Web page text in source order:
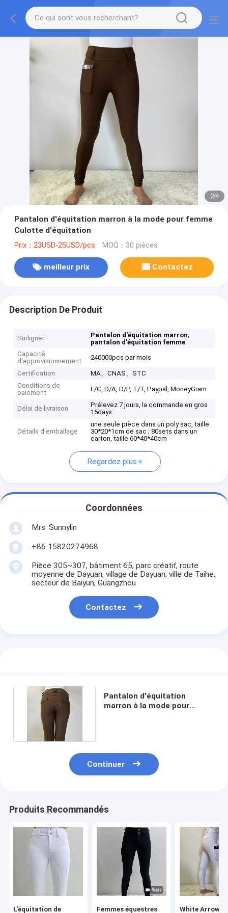
2/4
Pantalon d'équitation marron à la mode pour femme
Culotte d'équitation
Prix：23USD-25USD/pcs MOQ：30 pièces
meilleur prix Contactez
Description De Produit
Surligner Pantalon d'équitation marron,
pantalon d'équitation femme
Capacité
d'approvisionnement
240000pcs par mois
Certification
MA、CNAS、STC
Conditions de
paiement
L/C, D/A, D/P, T/T, Paypal, MoneyGram
Délai de livraison
Prélevez 7 jours, la commande en gros
15days
Détails d'emballage
une seule pièce dans un poly sac, taille
30*20*1cm de sac ; 80sets dans un
carton, taille 60*40*40cm
Regardez plus
Coordonnées
Mrs. Sunnylin
+86 15820274968
Pièce 305~307, bâtiment 65, parc créatif, route
moyenne de Dayuan, village de Dayuan, ville de Taihe,
secteur de Baiyun, Guangzhou
Contactez
Pantalon d'équitation
marron à la mode pour
Continuer
Produits Recommandés
L'équitation de Femmes équestres White Arrow